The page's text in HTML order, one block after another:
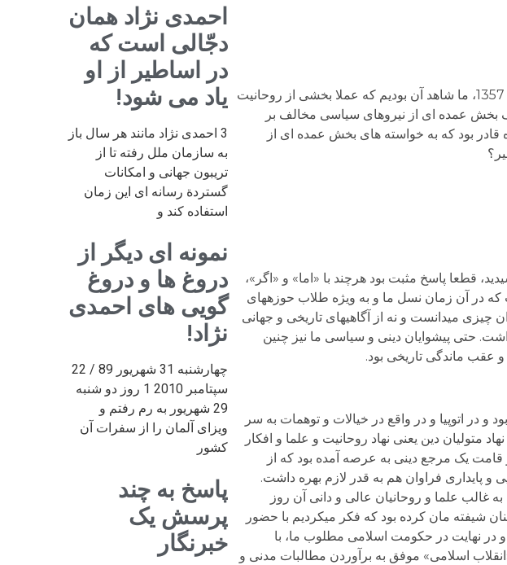
1) با توجه به حضور نیروهای مختلف سیاسی با عقاید و دیدگاه های مختلف در پیروزی انقلاب 1357، ما شاهد آن بودیم که عملا بخشی از روحانیت
بخش عمده ای از نیروهای سیاسی مخالف بر
بود که به خواسته های بخش عمده ای از
قطعا پاسخ مثبت بود هرچند با «اما» و «اگر»،
که در آن زمان نسل ما و به ویژه طلاب حوزه­های
می­دانست و نه از آگاهی­های تاریخی و جهانی
حتی پیشوایان دینی و سیاسی ما نیز چنین
عقب ماندگی تاریخی بود.
اتوپیا و در واقع در خیالات و توهمات به سر
متولیان دین یعنی نهاد روحانیت و علما و افکار
یک مرجع دینی به عرصه آمده بود که از
و پایداری فراوان هم به قدر لازم بهره داشت.
غالب علما و روحانیان عالی و دانی آن روز
شیفته مان کرده بود که فکر می­کردیم با حضور
و در نهایت در حکومت اسلامی مطلوب ما، با
اسلامی» موفق به برآوردن مطالبات مدنی و
احمدی نژاد همان
دجّالی است که
در اساطیر از او
یاد می شود!
3 احمدی نژاد مانند هر سال باز
به سازمان ملل رفته تا از
تریبون جهانی و امکانات
گستردة رسانه ای این زمان
استفاده کند و
نمونه ای دیگر از
دروغ ها و دروغ
گویی های احمدی
نژاد!
چهارشنبه 31 شهریور 89 / 22
سپتامبر 2010 1 روز دو شنبه
29 شهریور به رم رفتم و
ویزای آلمان را از سفرات آن
کشور
پاسخ به چند
پرسش یک
خبرنگار